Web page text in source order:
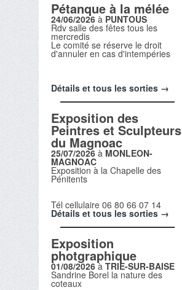
Pétanque à la mélée
24/06/2026 à PUNTOUS
Rdv salle des fêtes tous les
mercredis
Le comité se réserve le droit
d'annuler en cas d'intempéries
Détails et tous les sorties →
Exposition des
Peintres et Sculpteurs
du Magnoac
25/07/2026 à MONLEON-
MAGNOAC
Exposition à la Chapelle des
Pénitents
Tél cellulaire 06 80 66 07 14
Détails et tous les sorties →
Exposition
photgraphique
01/08/2026à TRIE-SUR-BAISE
Sandrine Borel la nature des
coteaux